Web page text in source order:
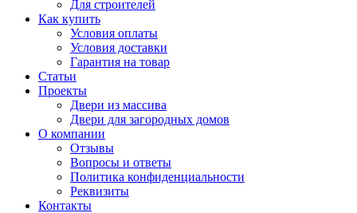
Для строителей
Как купить
Условия оплаты
Условия доставки
Гарантия на товар
Статьи
Проекты
Двери из массива
Двери для загородных домов
О компании
Отзывы
Вопросы и ответы
Политика конфиденциальности
Реквизиты
Контакты